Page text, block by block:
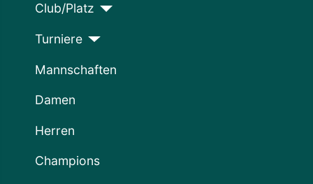
Club/Platz
Turniere
Mannschaften
Damen
Herren
Champions